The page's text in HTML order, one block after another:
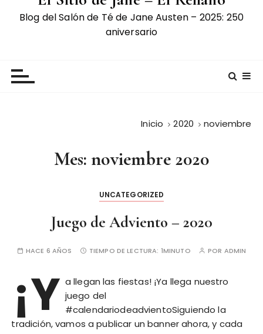
Blog del Salón de Té de Jane Austen – 2025: 250
aniversario
Inicio 2020 noviembre
Mes: noviembre 2020
UNCATEGORIZED
Juego de Adviento – 2020
HACE 6 AÑOS TIEMPO DE LECTURA: 1MINUTO POR ADMIN
¡Y a llegan las fiestas! ¡Ya llega nuestro
juego del
#calendariodeadvientoSiguiendo la
tradición, vamos a publicar un banner ahora, y cada